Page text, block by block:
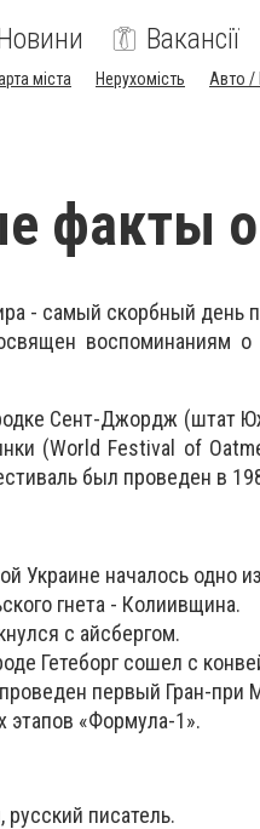
Вакансії
міста Нерухомість Авто /
факты
- самый скорбный
воспоминаниям
Сент-Джордж (штат
(World Festival of
был проведен в
Украине началось одно
гнета - Колиивщина.
с айсбергом.
Гетеборг сошел с
первый Гран-при
«Формула-1».
писатель.